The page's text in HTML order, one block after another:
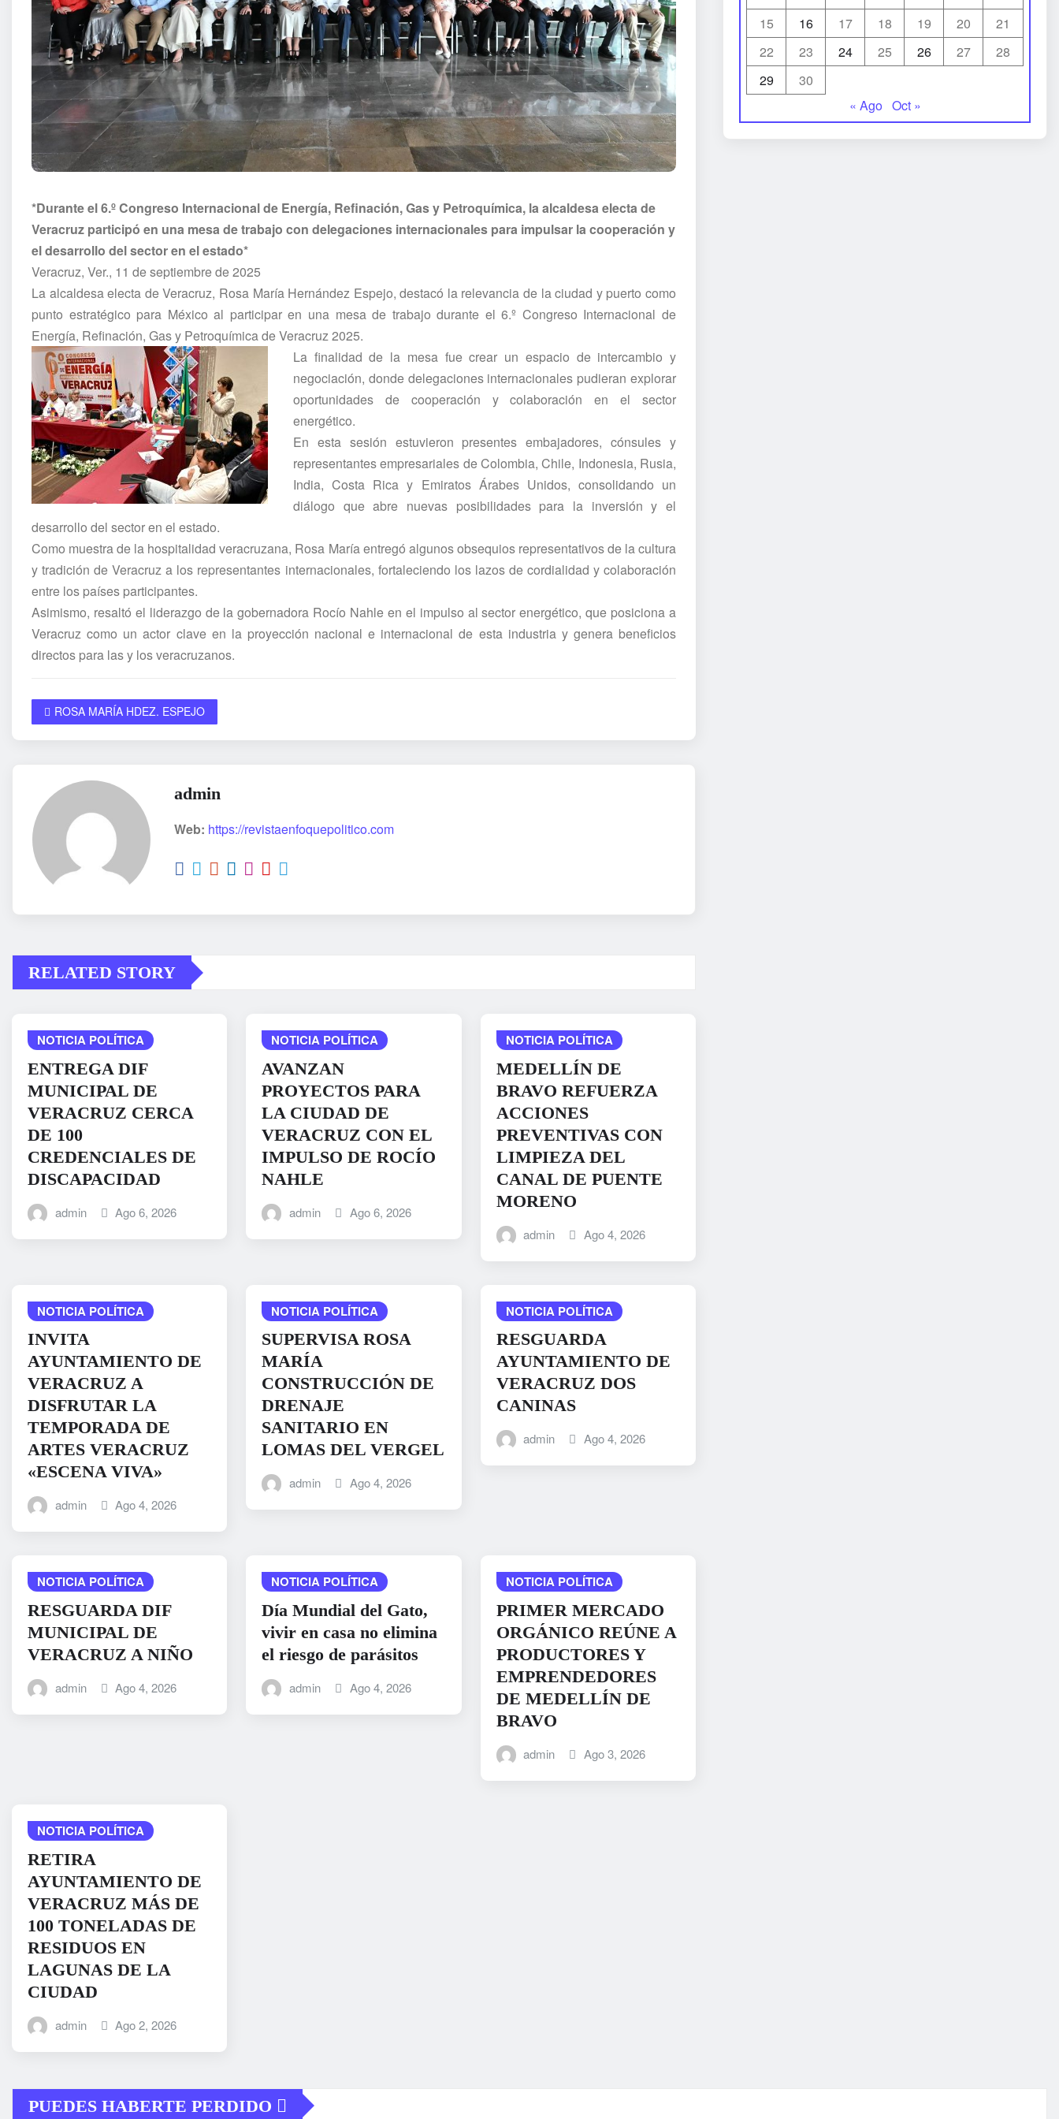
*Durante el 6.º Congreso Internacional de Energía, Refinación, Gas y Petroquímica, la alcaldesa electa de
Veracruz participó en una mesa de trabajo con delegaciones internacionales para impulsar la cooperación y
el desarrollo del sector en el estado*
Veracruz, Ver., 11 de septiembre de 2025
La alcaldesa electa de Veracruz, Rosa María Hernández Espejo, destacó la relevancia de la ciudad y puerto como
punto estratégico para México al participar en una mesa de trabajo durante el 6.º Congreso Internacional de
Energía, Refinación, Gas y Petroquímica de Veracruz 2025.
La finalidad de la mesa fue crear un espacio de intercambio y
negociación, donde delegaciones internacionales pudieran explorar
oportunidades de cooperación y colaboración en el sector
energético.
En esta sesión estuvieron presentes embajadores, cónsules y
representantes empresariales de Colombia, Chile, Indonesia, Rusia,
India, Costa Rica y Emiratos Árabes Unidos, consolidando un
diálogo que abre nuevas posibilidades para la inversión y el
desarrollo del sector en el estado.
Como muestra de la hospitalidad veracruzana, Rosa María entregó algunos obsequios representativos de la cultura
y tradición de Veracruz a los representantes internacionales, fortaleciendo los lazos de cordialidad y colaboración
entre los países participantes.
Asimismo, resaltó el liderazgo de la gobernadora Rocío Nahle en el impulso al sector energético, que posiciona a
Veracruz como un actor clave en la proyección nacional e internacional de esta industria y genera beneficios
directos para las y los veracruzanos.
ROSA MARÍA HDEZ. ESPEJO
admin
Web: https://revistaenfoquepolitico.com
RELATED STORY
NOTICIA POLÍTICA
ENTREGA DIF
MUNICIPAL DE
VERACRUZ CERCA
DE 100
CREDENCIALES DE
DISCAPACIDAD
admin Ago 6, 2026
NOTICIA POLÍTICA
AVANZAN
PROYECTOS PARA
LA CIUDAD DE
VERACRUZ CON EL
IMPULSO DE ROCÍO
NAHLE
admin Ago 6, 2026
NOTICIA POLÍTICA
MEDELLÍN DE
BRAVO REFUERZA
ACCIONES
PREVENTIVAS CON
LIMPIEZA DEL
CANAL DE PUENTE
MORENO
admin Ago 4, 2026
NOTICIA POLÍTICA
INVITA
AYUNTAMIENTO DE
VERACRUZ A
DISFRUTAR LA
TEMPORADA DE
ARTES VERACRUZ
«ESCENA VIVA»
admin Ago 4, 2026
NOTICIA POLÍTICA
SUPERVISA ROSA
MARÍA
CONSTRUCCIÓN DE
DRENAJE
SANITARIO EN
LOMAS DEL VERGEL
admin Ago 4, 2026
NOTICIA POLÍTICA
RESGUARDA
AYUNTAMIENTO DE
VERACRUZ DOS
CANINAS
admin Ago 4, 2026
NOTICIA POLÍTICA
RESGUARDA DIF
MUNICIPAL DE
VERACRUZ A NIÑO
admin Ago 4, 2026
NOTICIA POLÍTICA
Día Mundial del Gato,
vivir en casa no elimina
el riesgo de parásitos
admin Ago 4, 2026
NOTICIA POLÍTICA
PRIMER MERCADO
ORGÁNICO REÚNE A
PRODUCTORES Y
EMPRENDEDORES
DE MEDELLÍN DE
BRAVO
admin Ago 3, 2026
NOTICIA POLÍTICA
RETIRA
AYUNTAMIENTO DE
VERACRUZ MÁS DE
100 TONELADAS DE
RESIDUOS EN
LAGUNAS DE LA
CIUDAD
admin Ago 2, 2026
15
16 17 18 19 20
21
22
23 24 25 26 27
28
29
30
« Ago Oct »
PUEDES HABERTE PERDIDO